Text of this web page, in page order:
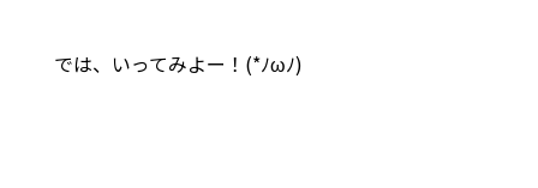
では、いってみよー！(*ﾉωﾉ)